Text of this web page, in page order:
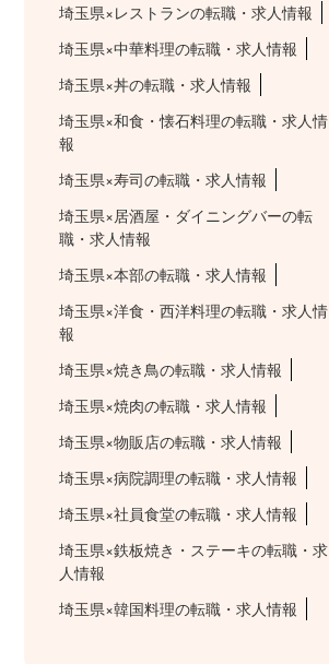
埼玉県×レストランの転職・求人情報
埼玉県×中華料理の転職・求人情報
埼玉県×丼の転職・求人情報
埼玉県×和食・懐石料理の転職・求人情
報
埼玉県×寿司の転職・求人情報
埼玉県×居酒屋・ダイニングバーの転
職・求人情報
埼玉県×本部の転職・求人情報
埼玉県×洋食・西洋料理の転職・求人情
報
埼玉県×焼き鳥の転職・求人情報
埼玉県×焼肉の転職・求人情報
埼玉県×物販店の転職・求人情報
埼玉県×病院調理の転職・求人情報
埼玉県×社員食堂の転職・求人情報
埼玉県×鉄板焼き・ステーキの転職・求
人情報
埼玉県×韓国料理の転職・求人情報